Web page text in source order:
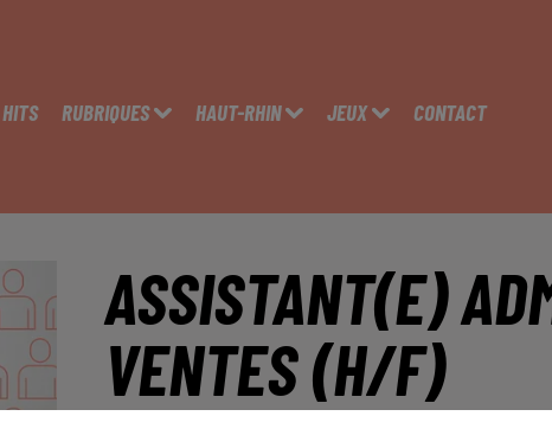
HITS RUBRIQUES HAUT-RHIN JEUX CONTACT
ASSISTANT(E)
VENTES (H/F)